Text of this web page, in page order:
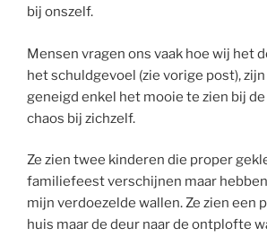
bij onszelf.
Mensen vragen ons vaak hoe wij het
het schuldgevoel (zie vorige post),
geneigd enkel het mooie te zien bij de
chaos bij zichzelf.
Ze zien twee kinderen die proper
familiefeest verschijnen maar
mijn verdoezelde wallen. Ze zien een
huis maar de deur naar de ontplofte